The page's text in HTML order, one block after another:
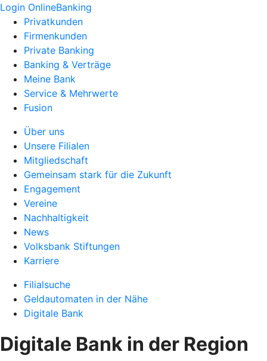
Login OnlineBanking
Privatkunden
Firmenkunden
Private Banking
Banking & Verträge
Meine Bank
Service & Mehrwerte
Fusion
Über uns
Unsere Filialen
Mitgliedschaft
Gemeinsam stark für die Zukunft
Engagement
Vereine
Nachhaltigkeit
News
Volksbank Stiftungen
Karriere
Filialsuche
Geldautomaten in der Nähe
Digitale Bank
Digitale Bank in der Region